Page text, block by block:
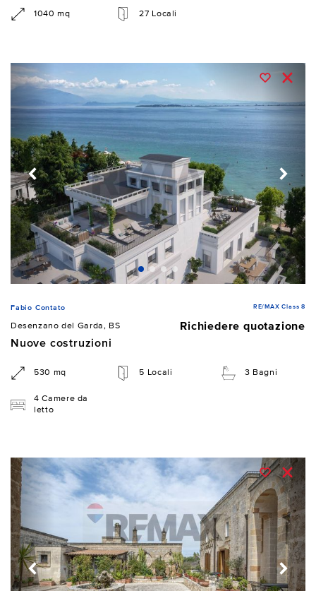
1040 mq 27 Locali
Fabio Contato RE/MAX Class 8
Desenzano del Garda, BS
Richiedere quotazione
Nuove costruzioni
530 mq 5 Locali 3 Bagni
4 Camere da
letto